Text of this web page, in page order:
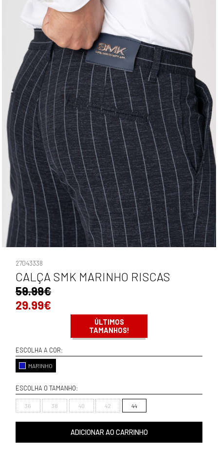
27043338
CALÇA SMK MARINHO RISCAS
59.99€
29.99€
ÚLTIMOS
TAMANHOS!
ESCOLHA A COR:
MARINHO
ESCOLHA O TAMANHO:
36 38 40 42 44
ADICIONAR AO CARRINHO